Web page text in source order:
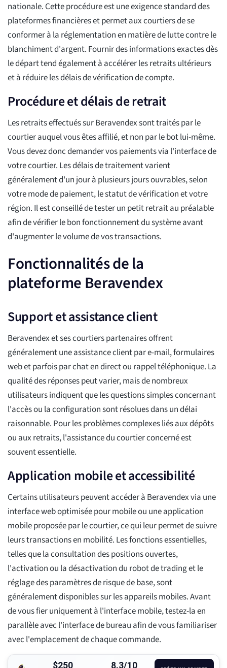
nationale. Cette procédure est une exigence standard des
plateformes financières et permet aux courtiers de se
conformer à la réglementation en matière de lutte contre le
blanchiment d'argent. Fournir des informations exactes dès
le départ tend également à accélérer les retraits ultérieurs
et à réduire les délais de vérification de compte.
Procédure et délais de retrait
Les retraits effectués sur Beravendex sont traités par le
courtier auquel vous êtes affilié, et non par le bot lui-même.
Vous devez donc demander vos paiements via l'interface de
votre courtier. Les délais de traitement varient
généralement d'un jour à plusieurs jours ouvrables, selon
votre mode de paiement, le statut de vérification et votre
région. Il est conseillé de tester un petit retrait au préalable
afin de vérifier le bon fonctionnement du système avant
d'augmenter le volume de vos transactions.
Fonctionnalités de la
plateforme Beravendex
Support et assistance client
Beravendex et ses courtiers partenaires offrent
généralement une assistance client par e-mail, formulaires
web et parfois par chat en direct ou rappel téléphonique. La
qualité des réponses peut varier, mais de nombreux
utilisateurs indiquent que les questions simples concernant
l'accès ou la configuration sont résolues dans un délai
raisonnable. Pour les problèmes complexes liés aux dépôts
ou aux retraits, l'assistance du courtier concerné est
souvent essentielle.
Application mobile et accessibilité
Certains utilisateurs peuvent accéder à Beravendex via une
interface web optimisée pour mobile ou une application
mobile proposée par le courtier, ce qui leur permet de suivre
leurs transactions en mobilité. Les fonctions essentielles,
telles que la consultation des positions ouvertes,
l'activation ou la désactivation du robot de trading et le
réglage des paramètres de risque de base, sont
généralement disponibles sur les appareils mobiles. Avant
de vous fier uniquement à l'interface mobile, testez-la en
parallèle avec l'interface de bureau afin de vous familiariser
avec l'emplacement de chaque commande.
$250 8.3/10